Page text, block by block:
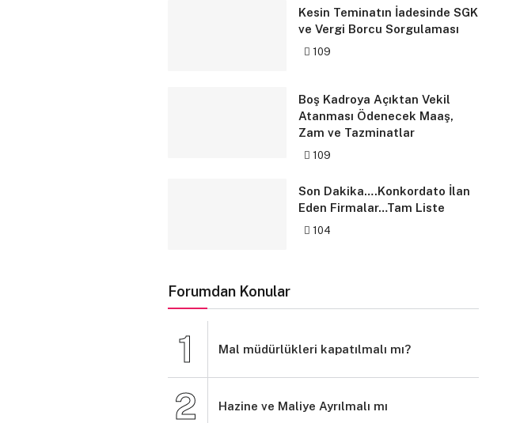
Kesin Teminatın İadesinde SGK
ve Vergi Borcu Sorgulaması
109
Boş Kadroya Açıktan Vekil
Atanması Ödenecek Maaş,
Zam ve Tazminatlar
109
Son Dakika….Konkordato İlan
Eden Firmalar…Tam Liste
104
Forumdan Konular
Mal müdürlükleri kapatılmalı mı?
Hazine ve Maliye Ayrılmalı mı